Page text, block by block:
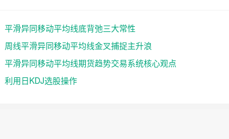
平滑异同移动平均线底背弛三大常性
周线平滑异同移动平均线金叉捕捉主升浪
平滑异同移动平均线期货趋势交易系统核心观点
利用日KDJ选股操作